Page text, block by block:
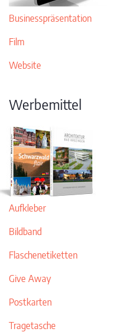
Businesspräsentation
Film
Website
Werbemittel
Aufkleber
Bildband
Flaschenetiketten
Give Away
Postkarten
Tragetasche